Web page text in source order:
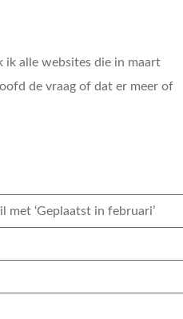
ik alle websites die in maart
de vraag of dat er meer of
met ‘Geplaatst in februari’